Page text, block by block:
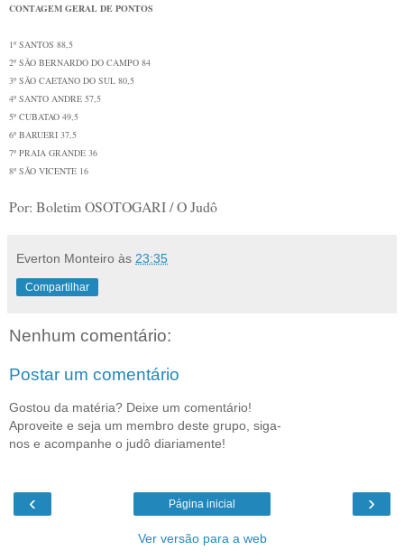
CONTAGEM GERAL DE PONTOS
1º SANTOS 88,5
2º SÃO BERNARDO DO CAMPO 84
3º SÃO CAETANO DO SUL 80,5
4º SANTO ANDRE 57,5
5º CUBATAO 49,5
6º BARUERI 37,5
7º PRAIA GRANDE 36
8º SÃO VICENTE 16
Por: Boletim OSOTOGARI / O Judô
Everton Monteiro às 23:35
Compartilhar
Nenhum comentário:
Postar um comentário
Gostou da matéria? Deixe um comentário!
Aproveite e seja um membro deste grupo, siga-
nos e acompanhe o judô diariamente!
‹ ›
Página inicial
Ver versão para a web